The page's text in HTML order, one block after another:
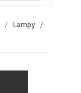
Lampy